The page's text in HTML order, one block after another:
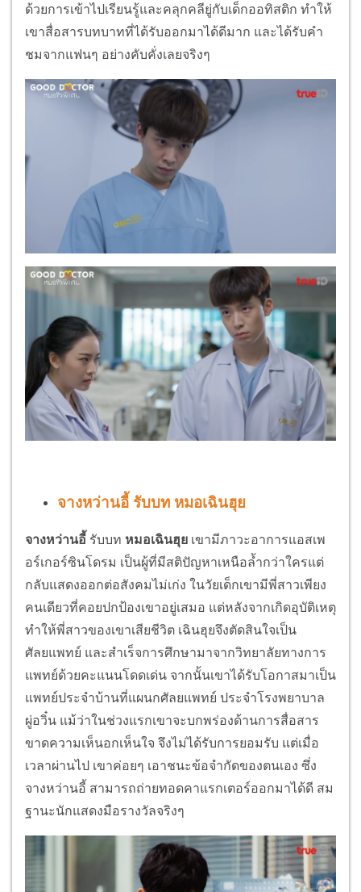
ด้วยการเข้าไปเรียนรู้และคลุกคลียู่กับเด็กออทิสติก ทำให้
เขาสื่อสารบทบาทที่ได้รับออกมาได้ดีมาก และได้รับคำ
ชมจากแฟนๆ อย่างคับคั่งเลยจริงๆ
จางหว่านอี้ รับบท หมอเฉินฮุย
จางหว่านอี้ รับบท หมอเฉินฮุย เขามีภาวะอาการแอสเพ
อร์เกอร์ซินโดรม เป็นผู้ที่มีสติปัญหาเหนือล้ำกว่าใครแต่
กลับแสดงออกต่อสังคมไม่เก่ง ในวัยเด็กเขามีพี่สาวเพียง
คนเดียวที่คอยปกป้องเขาอยู่เสมอ แต่หลังจากเกิดอุบัติเหตุ
ทำให้พี่สาวของเขาเสียชีวิต เฉินฮุยจึงตัดสินใจเป็น
ศัลยแพทย์ และสำเร็จการศึกษามาจากวิทยาลัยทางการ
แพทย์ด้วยคะแนนโดดเด่น จากนั้นเขาได้รับโอกาสมาเป็น
แพทย์ประจำบ้านที่แผนกศัลยแพทย์ ประจำโรงพยาบาล
ผู่อวิ๋น แม้ว่าในช่วงแรกเขาจะบกพร่องด้านการสื่อสาร
ขาดความเห็นอกเห็นใจ จึงไม่ได้รับการยอมรับ แต่เมื่อ
เวลาผ่านไป เขาค่อยๆ เอาชนะข้อจำกัดของตนเอง ซึ่ง
จางหว่านอี้ สามารถถ่ายทอดคาแรกเตอร์ออกมาได้ดี สม
ฐานะนักแสดงมือรางวัลจริงๆ